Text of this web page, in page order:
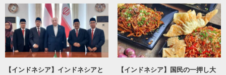
【インドネシア】インドネシアと
【インドネシア】国民の一押し大